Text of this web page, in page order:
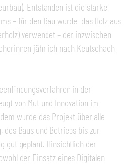
Entstanden ist die starke
– für den Bau wurde das Holz aus
verwendet – der inzwischen
jährlich nach Keutschach
in der
von Mut und Innovation im
wurde das Projekt über alle
des Baus und Betriebs bis zur
gut geplant. Hinsichtlich der
der Einsatz eines Digitalen